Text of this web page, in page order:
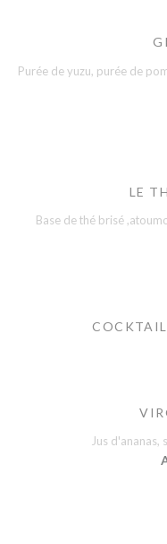
Purée de yuzu, purée de
LE
Base de thé brisé
Jus d'ananas,